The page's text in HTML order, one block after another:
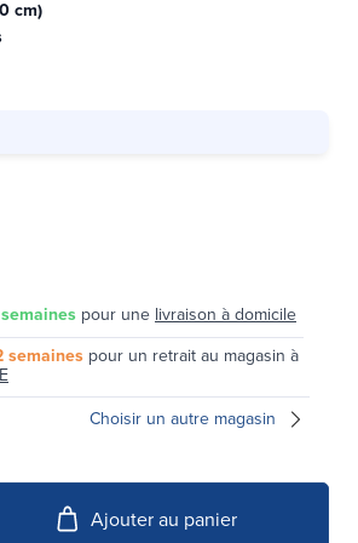
cm)
pour une livraison à domicile
semaines pour un retrait au magasin à
Choisir un autre magasin
Ajouter au panier